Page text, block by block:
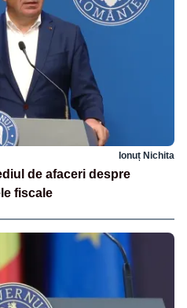
Ionuț Nichita
de afaceri despre
fiscale